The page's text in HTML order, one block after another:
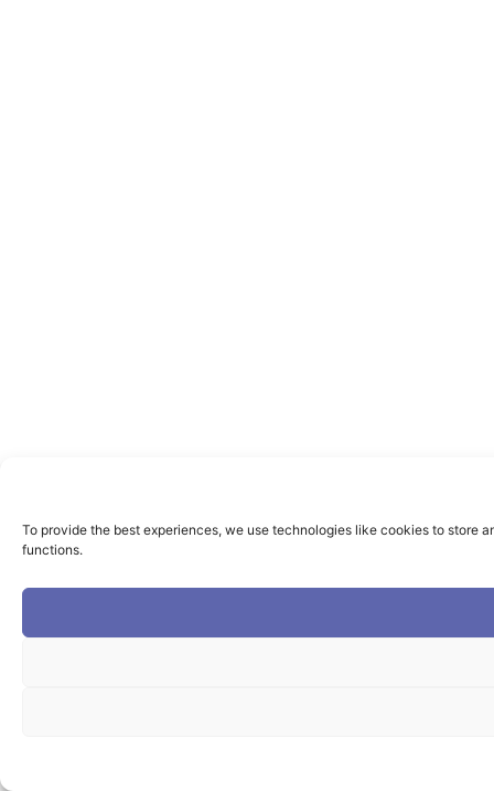
To provide the best experiences, we use technologies like cookies to store
functions.